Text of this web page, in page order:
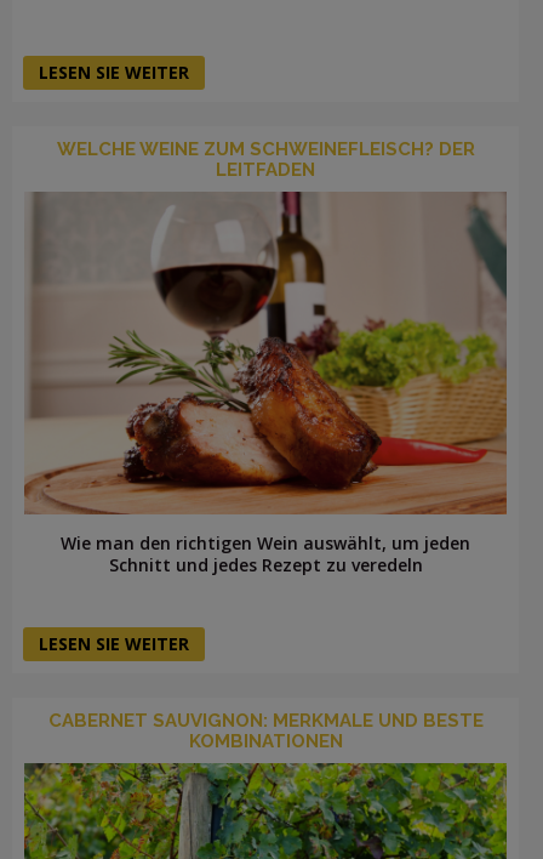
LESEN SIE WEITER
WELCHE WEINE ZUM SCHWEINEFLEISCH? DER
LEITFADEN
Wie man den richtigen Wein auswählt, um jeden
Schnitt und jedes Rezept zu veredeln
LESEN SIE WEITER
CABERNET SAUVIGNON: MERKMALE UND BESTE
KOMBINATIONEN